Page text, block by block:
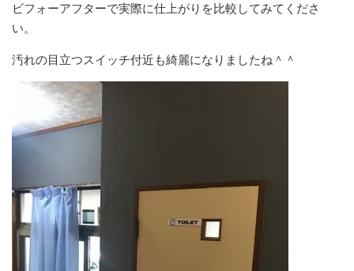
ビフォーアフターで実際に仕上がりを比較してみてくださ
い。
汚れの目立つスイッチ付近も綺麗になりましたね＾＾